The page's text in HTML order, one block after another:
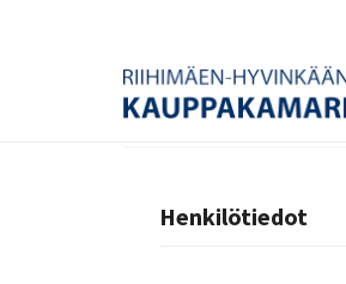
Henkilötiedot